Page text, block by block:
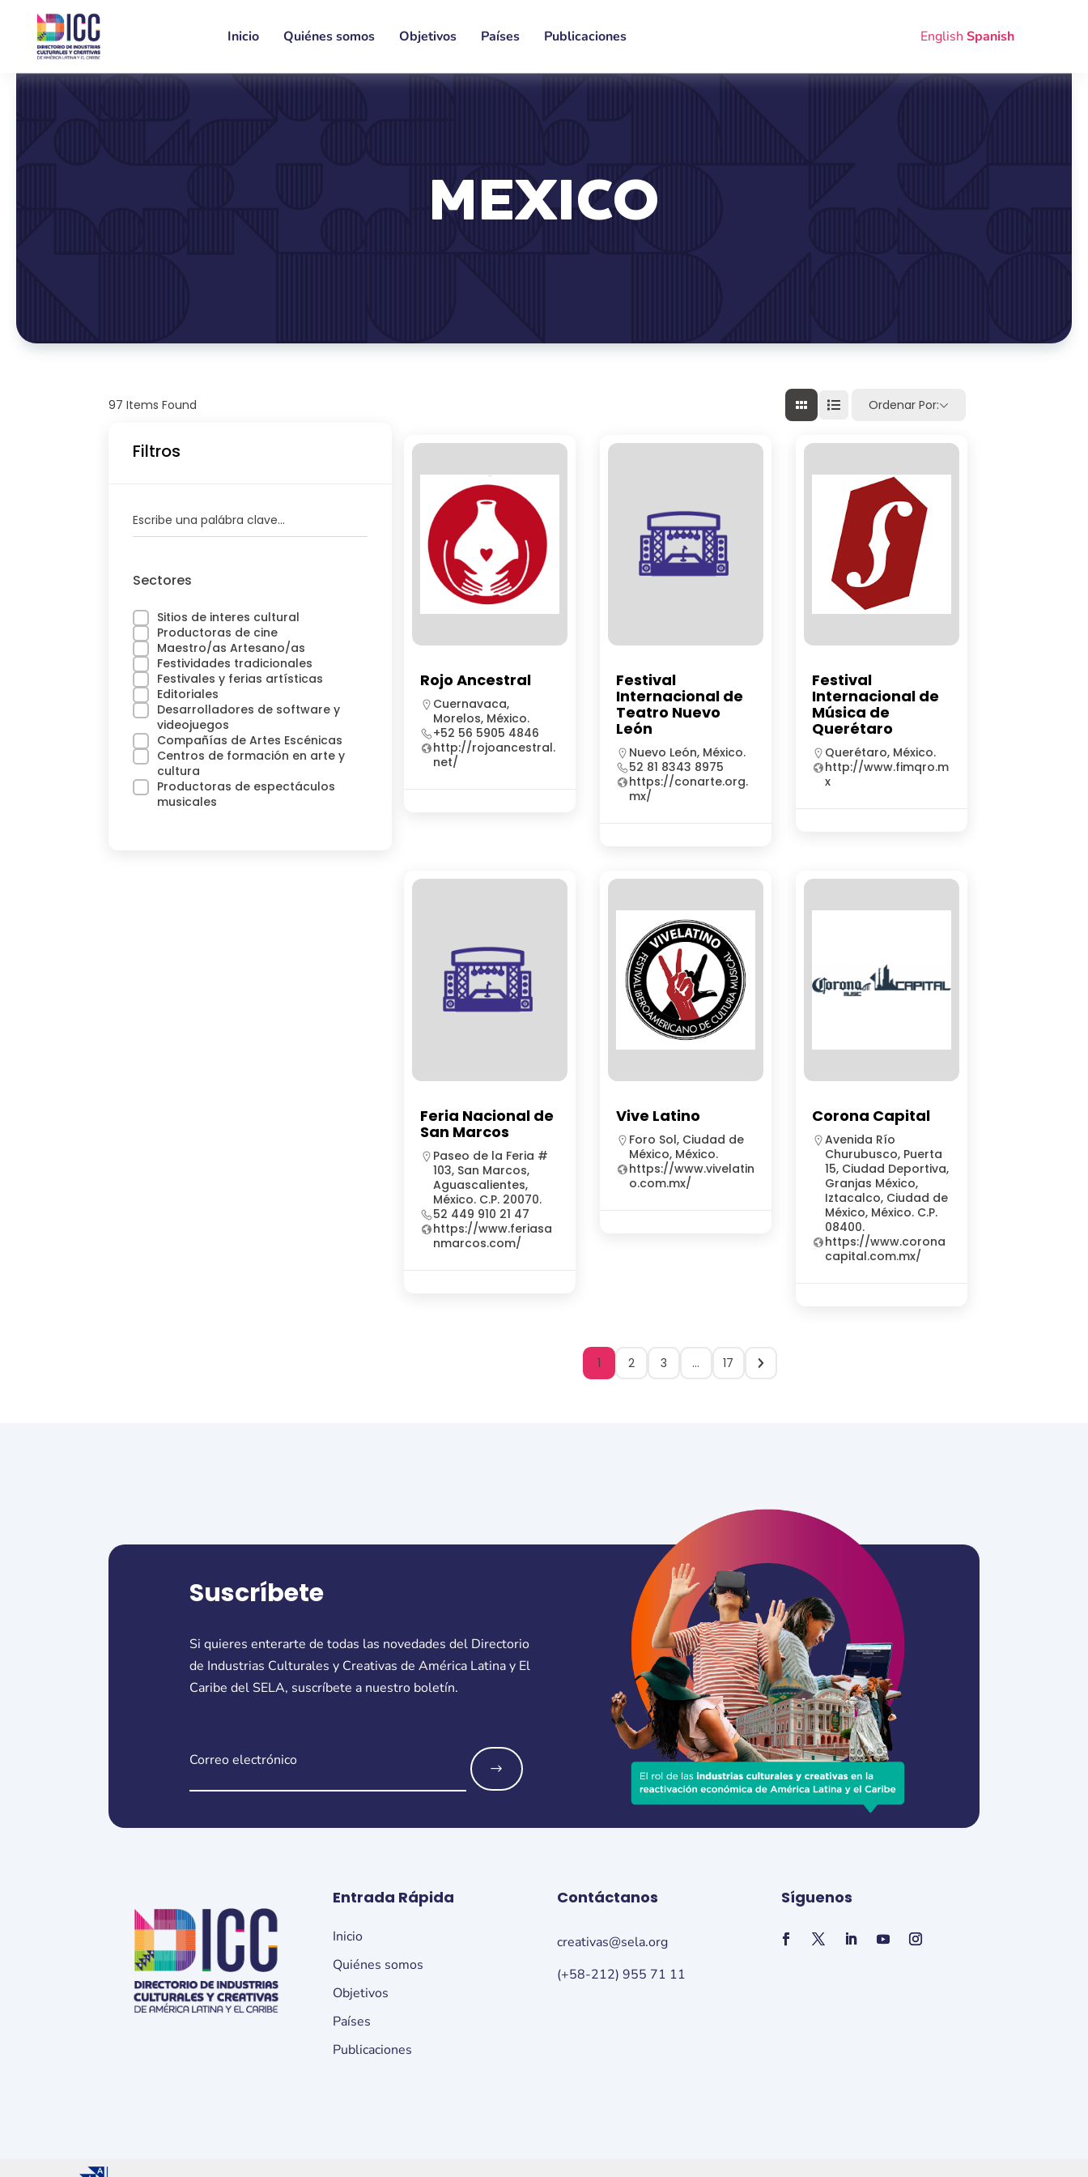
Inicio Quiénes somos Objetivos Países Publicaciones English Spanish
MÉXICO
97 Items Found Ordenar Por:
Filtros
Escribe una palábra clave...
Sectores
Sitios de interes cultural
Productoras de cine
Maestro/as Artesano/as
Festividades tradicionales
Festivales y ferias artísticas
Editoriales
Desarrolladores de software y
videojuegos
Compañías de Artes Escénicas
Centros de formación en arte y
cultura
Productoras de espectáculos
musicales
Rojo Ancestral
Cuernavaca,
Morelos, México.
+52 56 5905 4846
http://rojoancestral.
net/
Festival
Internacional de
Teatro Nuevo
León
Nuevo León, México.
52 81 8343 8975
https://conarte.org.
mx/
Festival
Internacional de
Música de
Querétaro
Querétaro, México.
http://www.fimqro.m
x
Feria Nacional de
San Marcos
Paseo de la Feria #
103, San Marcos,
Aguascalientes,
México. C.P. 20070.
52 449 910 21 47
https://www.feriasa
nmarcos.com/
Vive Latino
Foro Sol, Ciudad de
México, México.
https://www.vivelatin
o.com.mx/
Corona Capital
Avenida Río
Churubusco, Puerta
15, Ciudad Deportiva,
Granjas México,
Iztacalco, Ciudad de
México, México. C.P.
08400.
https://www.corona
capital.com.mx/
1 2 3 … 17
Suscríbete
Si quieres enterarte de todas las novedades del Directorio
de Industrias Culturales y Creativas de América Latina y El
Caribe del SELA, suscríbete a nuestro boletín.
o
Entrada Rápida
Inicio
Quiénes somos
Objetivos
Países
Publicaciones
Contáctanos
creativas@sela.org
(+58-212) 955 71 11
Síguenos